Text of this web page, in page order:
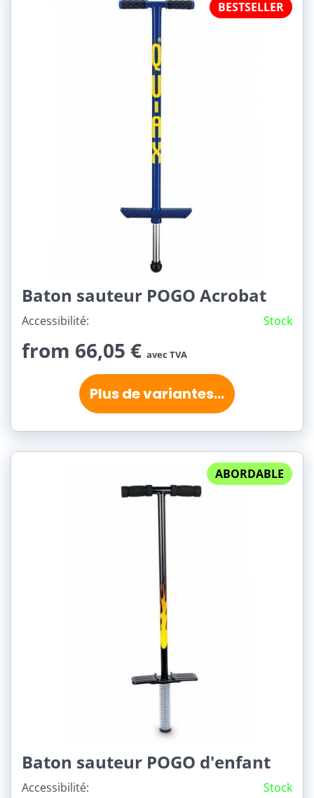
Děti (2)
Pneumatické (1)
30-50 Kg (3)
80-120 Kg (1)
BESTSELLER
Baton sauteur POGO Acrobat
Accessibilité: Stock
from 66,05 € avec TVA
Plus de variantes...
ABORDABLE
Baton sauteur POGO d'enfant
Accessibilité: Stock